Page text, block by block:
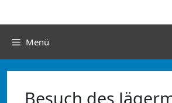
Menü
Besuch des